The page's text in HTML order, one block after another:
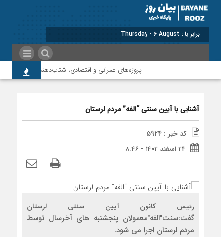
برابر با : Thursday - 6 August - 2026
پروژه‌های عمرانی و اقتصادی، شتاب‌دهنده توسعه
آشنایی با آیین سنتی “الفه” مردم لرستان
کد خبر : 5924
۲۴ اسفند ۱۴۰۲ - ۸:۴۶
رئیس کانون آیین سنتی لرستان
گفت:سنت"الفه"معمولان پنجشنبه های آخرسال توسط
مردم لرستان اجرا می شود.